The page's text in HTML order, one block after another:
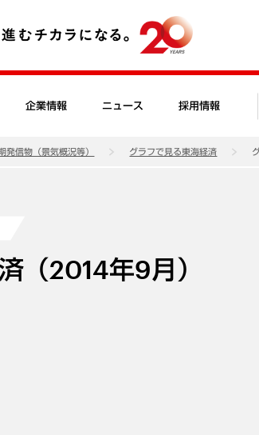
企業情報 ニュース 採用情報
発信物（景気概況等） グラフで見る東海経済
（2014年9月）